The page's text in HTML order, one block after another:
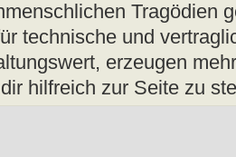
Tragödien
technische und
erzeugen
hilfreich zur Seite zu